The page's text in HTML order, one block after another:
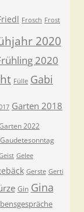
Frosch Frost
2020
2020
Fülle Gabi
Garten 2018
2022
Gaudetesonntag
Gelee
Gerste Gerti
Gin Gina